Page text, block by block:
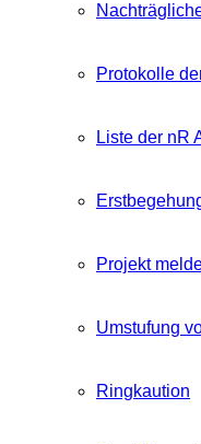
Protokolle
Liste der nR
Projekt
Umstufung
Ringkaution